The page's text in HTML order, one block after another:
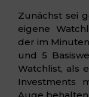
Zunächst sei
eigene
der im
und 5
Watchlist, als
Investments